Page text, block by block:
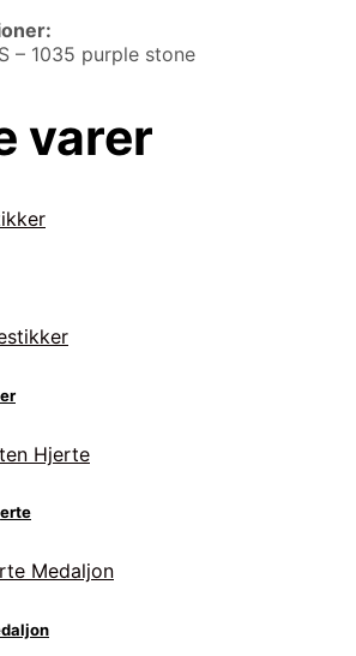
– 1035 purple stone
varer
kr..
kr..
kr..